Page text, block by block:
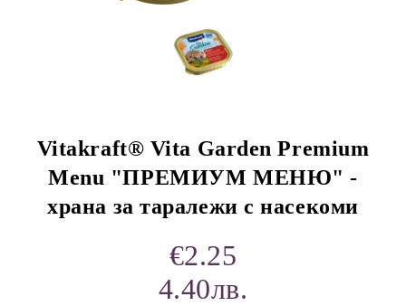
Flatazor,
Vitakraft® Vita Garden Premium
Menu "ПРЕМИУМ МЕНЮ" -
храна за таралежи с насекоми
€2.25
4.40лв.